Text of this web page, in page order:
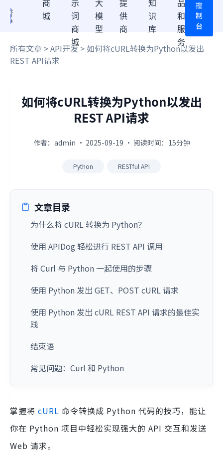
商
城
示
词
商
城
大
模
型
提
供
商
知
识
库
品
和
服
务
控
制
台
所有文章 >API开发> 如何将cURL转换为Python以发出
REST API请求
如何将cURL转换为Python以发出
REST API请求
作者：admin · 2025-09-19 · 阅读时间：15分钟
Python RESTful API
文章目录
为什么将 cURL 转换为 Python？
使用 APIDog 轻松进行 REST API 调用
将 Curl 与 Python 一起使用的步骤
使用 Python 发出 GET、POST cURL 请求
使用 Python 发出 cURL REST API 请求的最佳实
践
结束语
常见问题：Curl 和 Python
掌握将 cURL 命令转换成 Python 代码的技巧，能让
你在 Python 项目中轻松实现强大的 API 交互和发送
Web 请求。